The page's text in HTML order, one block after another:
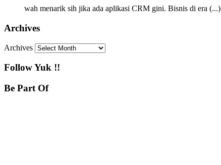
wah menarik sih jika ada aplikasi CRM gini. Bisnis di era (...)
Archives
Archives
Follow Yuk !!
Be Part Of